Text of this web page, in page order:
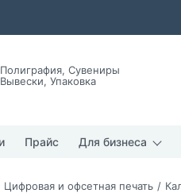
Полиграфия, Сувениры
Вывески, Упаковка
Прайс Для бизнеса
Цифровая и офсетная печать